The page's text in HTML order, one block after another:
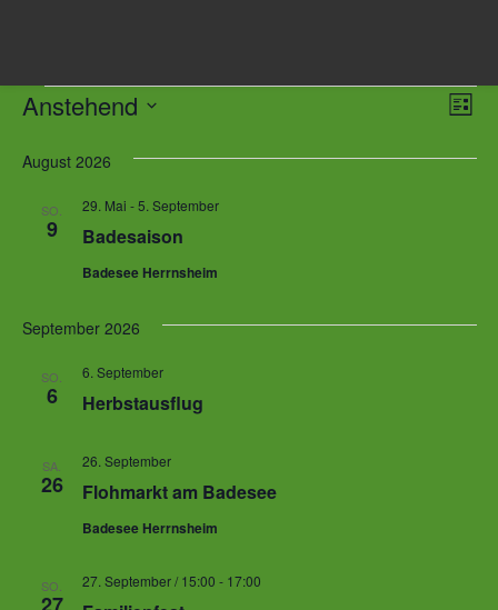
Veranstaltungen Liste
Anstehend
wählen.
August 2026
SO.
9 Badesaison
29. Mai -5. September
Badesee Herrnsheim
September 2026
SO.
6 Herbstausflug
6. September
SA.
26 Flohmarkt am Badesee
26. September
Badesee Herrnsheim
SO. 27. September / 15:00 - 17:00